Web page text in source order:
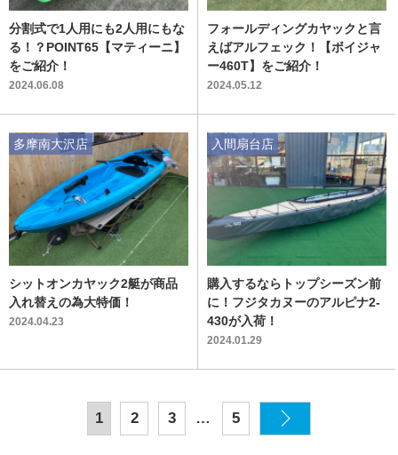
分割式で1人用にも2人用にもな
る！？POINT65【マティーニ】
をご紹介！
2024.06.08
フォールディングカヤックと言
えばアルフェック！【ボイジャ
ー460T】をご紹介！
2024.05.12
シットオンカヤック2艇が商品
入れ替えの為大特価！
2024.04.23
多摩南大沢店
購入するならトップシーズン前
に！フジタカヌーのアルピナ2-
430が入荷！
2024.01.29
入間扇台店
1 2 3 … 5